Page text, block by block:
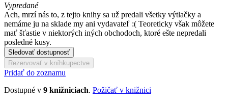
Vypredané
Ach, mrzí nás to, z tejto knihy sa už predali všetky výtlačky a
nemáme ju na sklade my ani vydavateľ :( Teoreticky však môžete
mať šťastie v niektorých iných obchodoch, ktoré ešte nepredali
posledné kusy.
Sledovať dostupnosť
Rezervovať v kníhkupectve
Pridať do zoznamu
Dostupné v 9 knižniciach. Požičať v knižnici